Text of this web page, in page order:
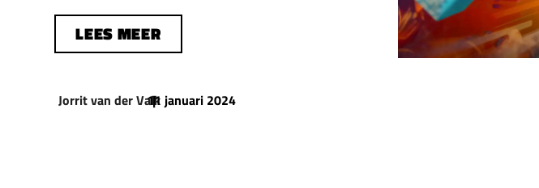
LEES MEER
Jorrit van der Valk
|
11 januari 2024